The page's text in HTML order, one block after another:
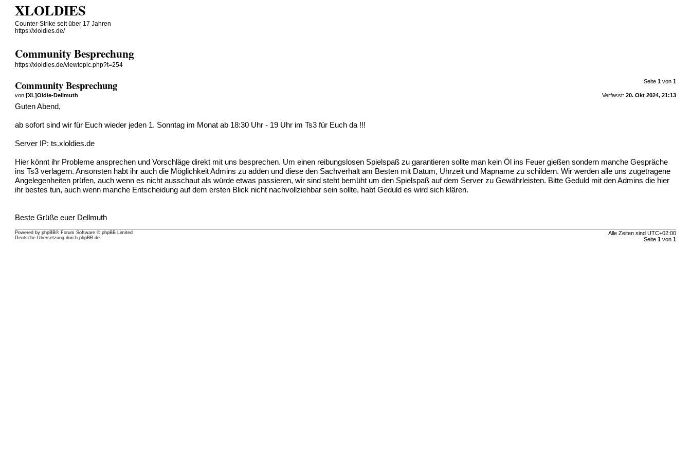
XLOLDIES
Counter-Strike seit über 17 Jahren
https://xloldies.de/
Community Besprechung
https://xloldies.de/viewtopic.php?t=254
Seite 1von 1
Community Besprechung
Verfasst: 20. Okt 2024, 21:13
von[XL]Oldie-Dellmuth
Guten Abend,
ab sofort sind wir für Euch wieder jeden 1. Sonntag im Monat ab 18:30 Uhr - 19 Uhr im Ts3 für Euch da !!!
Server IP: ts.xloldies.de
Hier könnt ihr Probleme ansprechen und Vorschläge direkt mit uns besprechen. Um einen reibungslosen Spielspaß zu garantieren sollte man kein Öl ins Feuer gießen sondern manche Gespräche
ins Ts3 verlagern. Ansonsten habt ihr auch die Möglichkeit Admins zu adden und diese den Sachverhalt am Besten mit Datum, Uhrzeit und Mapname zu schildern. Wir werden alle uns zugetragene
Angelegenheiten prüfen, auch wenn es nicht ausschaut als würde etwas passieren, wir sind steht bemüht um den Spielspaß auf dem Server zu Gewährleisten. Bitte Geduld mit den Admins die hier
ihr bestes tun, auch wenn manche Entscheidung auf dem ersten Blick nicht nachvollziehbar sein sollte, habt Geduld es wird sich klären.
Beste Grüße euer Dellmuth
Alle Zeiten sind UTC+02:00
Seite 1von 1
Powered byphpBB® Forum Software © phpBB Limited
Deutsche Übersetzung durchphpBB.de